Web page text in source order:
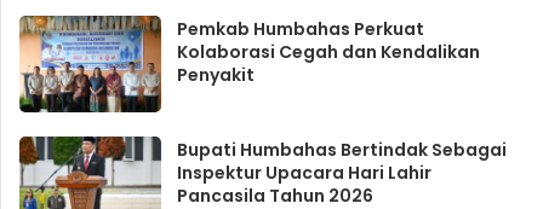
Pemkab Humbahas Perkuat
Kolaborasi Cegah dan Kendalikan
Penyakit
Bupati Humbahas Bertindak Sebagai
Inspektur Upacara Hari Lahir
Pancasila Tahun 2026